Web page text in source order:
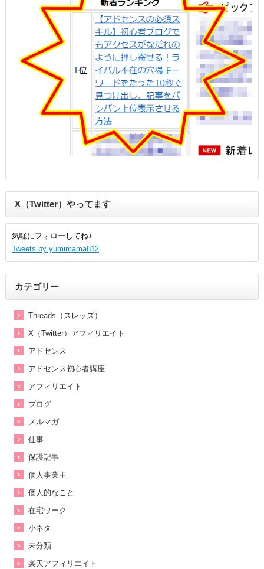
X（Twitter）やってます
気軽にフォローしてね♪
Tweets by yumimama812
カテゴリー
Threads（スレッズ）
X（Twitter）アフィリエイト
アドセンス
アドセンス初心者講座
アフィリエイト
ブログ
メルマガ
仕事
保護記事
個人事業主
個人的なこと
在宅ワーク
小ネタ
未分類
楽天アフィリエイト